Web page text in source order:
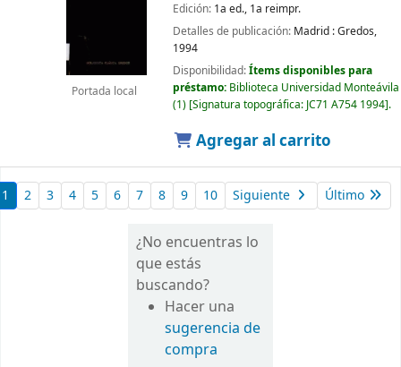
Portada local
Edición: 1a ed., 1a reimpr.
Detalles de publicación: Madrid :Gredos,
1994
Disponibilidad:Ítems disponibles para
préstamo: Biblioteca Universidad Monteávila
(1) Signatura topográfica: JC71 A754 1994 .
Agregar al carrito
1 2 3 4 5 6 7 8 9 10 Siguiente Último
¿No encuentras lo
que estás
buscando?
Hacer una
sugerencia de
compra